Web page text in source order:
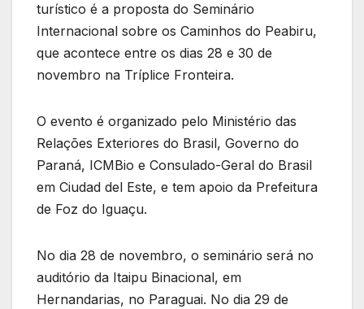
turístico é a proposta do Seminário
Internacional sobre os Caminhos do Peabiru,
que acontece entre os dias 28 e 30 de
novembro na Tríplice Fronteira.
O evento é organizado pelo Ministério das
Relações Exteriores do Brasil, Governo do
Paraná, ICMBio e Consulado-Geral do Brasil
em Ciudad del Este, e tem apoio da Prefeitura
de Foz do Iguaçu.
No dia 28 de novembro, o seminário será no
auditório da Itaipu Binacional, em
Hernandarias, no Paraguai. No dia 29 de